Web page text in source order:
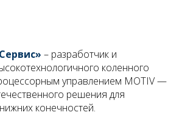
– разработчик и
коленного
управлением MOTIV —
решения для
конечностей.